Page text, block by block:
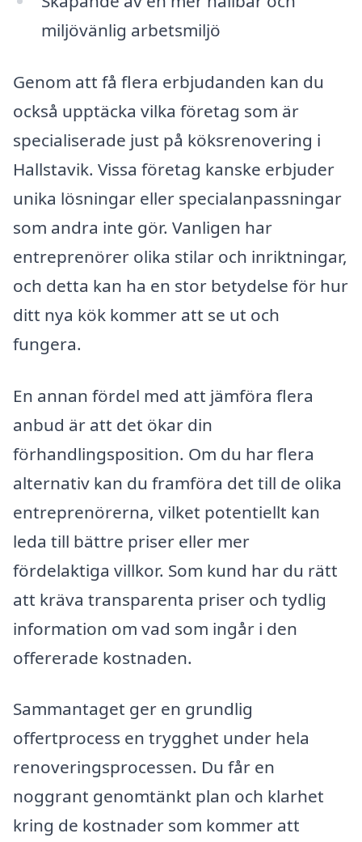
miljövänlig arbetsmiljö
Genom att få flera erbjudanden kan du
också upptäcka vilka företag som är
specialiserade just på köksrenovering i
Hallstavik. Vissa företag kanske erbjuder
unika lösningar eller specialanpassningar
som andra inte gör. Vanligen har
entreprenörer olika stilar och inriktningar,
och detta kan ha en stor betydelse för hur
ditt nya kök kommer att se ut och
fungera.
En annan fördel med att jämföra flera
anbud är att det ökar din
förhandlingsposition. Om du har flera
alternativ kan du framföra det till de olika
entreprenörerna, vilket potentiellt kan
leda till bättre priser eller mer
fördelaktiga villkor. Som kund har du rätt
att kräva transparenta priser och tydlig
information om vad som ingår i den
offererade kostnaden.
Sammantaget ger en grundlig
offertprocess en trygghet under hela
renoveringsprocessen. Du får en
noggrant genomtänkt plan och klarhet
kring de kostnader som kommer att